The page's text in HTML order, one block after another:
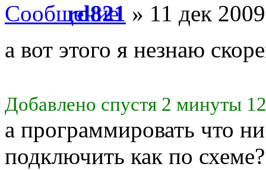
rd821 » 11 дек
а вот этого я незнаю
Добавлено спустя 2 минуты
а программировать что
подключить как по схеме?